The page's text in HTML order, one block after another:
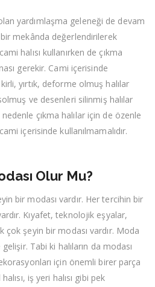
yardımlaşma geleneği de devam
mekânda değerlendirilerek
halısı kullanırken de çıkma
gerekir. Cami içerisinde
yırtık, deforme olmuş halılar
ve desenleri silinmiş halılar
çıkma halılar için de özenle
içerisinde kullanılmamalıdır.
Olur Mu?
bir modası vardır. Her tercihin bir
Kıyafet, teknolojik eşyalar,
çok şeyin bir modası vardır. Moda
Tabi ki halıların da modası
için önemli birer parça
iş yeri halısı gibi pek